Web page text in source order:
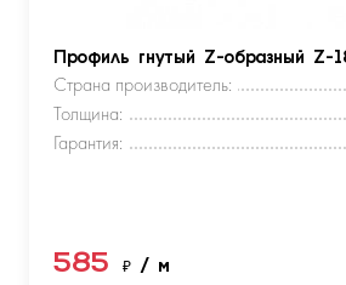
Профиль гнутый Z-образный Z-
Страна производитель:
Толщина:
Гарантия:
585 ₽ / м